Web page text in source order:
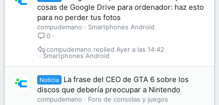
cosas de Google Drive para ordenador: haz esto
para no perder tus fotos
compudemano
Smartphones Android
0
Smartphones Android
Ayer a las 14:42
compudemano
Noticia
La frase del CEO de GTA 6 sobre los
discos que debería preocupar a Nintendo
compudemano
Foro de consolas y juegos